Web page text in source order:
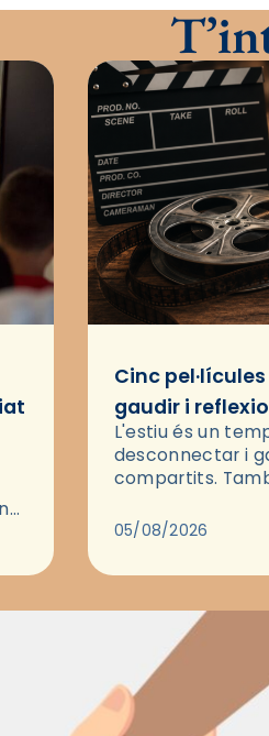
Cinc
gaudir i
L'estiu és un
desconnectar i
compartits.
través del
05/08/2026